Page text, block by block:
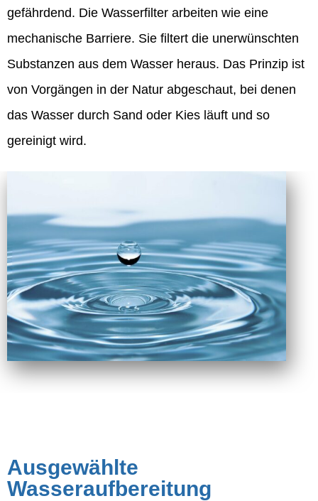
gefährdend. Die Wasserfilter arbeiten wie eine
mechanische Barriere. Sie filtert die unerwünschten
Substanzen aus dem Wasser heraus. Das Prinzip ist
von Vorgängen in der Natur abgeschaut, bei denen
das Wasser durch Sand oder Kies läuft und so
gereinigt wird.
Ausgewählte
Wasseraufbereitung